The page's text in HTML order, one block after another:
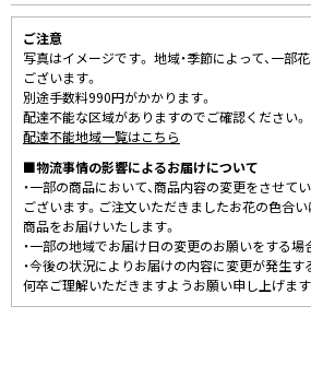
ご注意
写真はイメージです。 地域・季節によって、一部
ございます。
別途手数料990円がかかります。
配達不能な区域がありますのでご確認ください。
配達不能地域一覧はこちら
■物流事情の影響によるお届けについて
・一部の商品において、商品内容の変更をさせて
ございます。ご注文いただきましたお花の色合
商品をお届けいたします。
・一部の地域でお届け日の変更のお願いをする場
・今後の状況によりお届けの内容に変更が発生す
何卒ご理解いただきますようお願い申し上げます